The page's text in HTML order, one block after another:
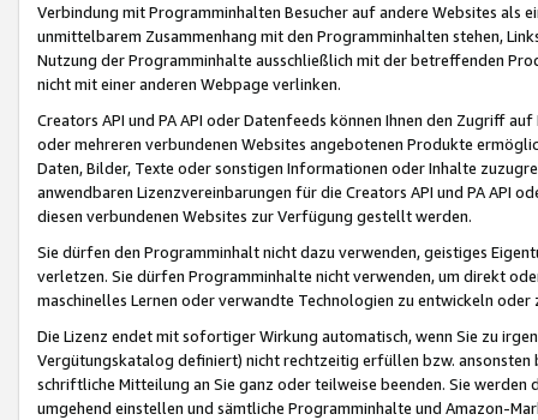
Verbindung mit Programminhalten Besucher auf andere Websites als
unmittelbarem Zusammenhang mit den Programminhalten stehen,
Nutzung der Programminhalte ausschließlich mit der betreffenden
nicht mit einer anderen Webpage verlinken.
Creators API und PA API oder Datenfeeds können Ihnen den Zugriff
oder mehreren verbundenen Websites angebotenen Produkte
Daten, Bilder, Texte oder sonstigen Informationen oder Inhalte
anwendbaren Lizenzvereinbarungen für die Creators API und PA API
diesen verbundenen Websites zur Verfügung gestellt werden.
Sie dürfen den Programminhalt nicht dazu verwenden, geistiges
verletzen. Sie dürfen Programminhalte nicht verwenden, um direkt
maschinelles Lernen oder verwandte Technologien zu entwickeln
Die Lizenz endet mit sofortiger Wirkung automatisch, wenn Sie zu
Vergütungskatalog definiert) nicht rechtzeitig erfüllen bzw. ansonsten
schriftliche Mitteilung an Sie ganz oder teilweise beenden. Sie werden
umgehend einstellen und sämtliche Programminhalte und Amazon-